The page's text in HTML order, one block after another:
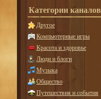
Категории каналов
Другое
Компьютерные игры
Красота и здоровье
Люди и блоги
Музыка
Общество
Путешествия и события